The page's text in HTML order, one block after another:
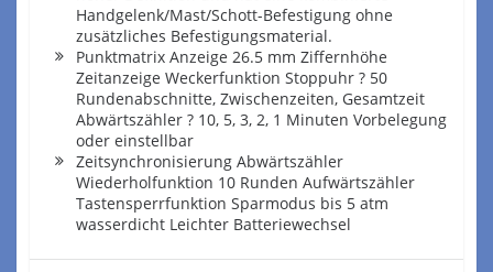
Handgelenk/Mast/Schott-Befestigung ohne
zusätzliches Befestigungsmaterial.
Punktmatrix Anzeige 26.5 mm Ziffernhöhe
Zeitanzeige Weckerfunktion Stoppuhr ? 50
Rundenabschnitte, Zwischenzeiten, Gesamtzeit
Abwärtszähler ? 10, 5, 3, 2, 1 Minuten Vorbelegung
oder einstellbar
Zeitsynchronisierung Abwärtszähler
Wiederholfunktion 10 Runden Aufwärtszähler
Tastensperrfunktion Sparmodus bis 5 atm
wasserdicht Leichter Batteriewechsel